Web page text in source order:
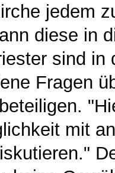
jedem
diese in
sind in
Fragen
mit